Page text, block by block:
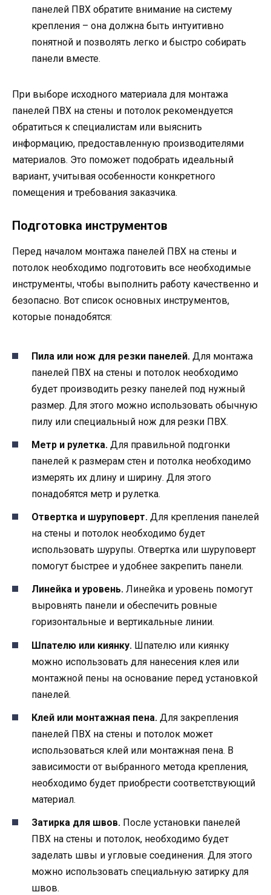
панелей ПВХ обратите внимание на систему
крепления – она должна быть интуитивно
понятной и позволять легко и быстро собирать
панели вместе.
При выборе исходного материала для монтажа
панелей ПВХ на стены и потолок рекомендуется
обратиться к специалистам или выяснить
информацию, предоставленную производителями
материалов. Это поможет подобрать идеальный
вариант, учитывая особенности конкретного
помещения и требования заказчика.
Подготовка инструментов
Перед началом монтажа панелей ПВХ на стены и
потолок необходимо подготовить все необходимые
инструменты, чтобы выполнить работу качественно и
безопасно. Вот список основных инструментов,
которые понадобятся:
Пила или нож для резки панелей. Для монтажа
панелей ПВХ на стены и потолок необходимо
будет производить резку панелей под нужный
размер. Для этого можно использовать обычную
пилу или специальный нож для резки ПВХ.
Метр и рулетка. Для правильной подгонки
панелей к размерам стен и потолка необходимо
измерять их длину и ширину. Для этого
понадобятся метр и рулетка.
Отвертка и шуруповерт. Для крепления панелей
на стены и потолок необходимо будет
использовать шурупы. Отвертка или шуруповерт
помогут быстрее и удобнее закрепить панели.
Линейка и уровень. Линейка и уровень помогут
выровнять панели и обеспечить ровные
горизонтальные и вертикальные линии.
Шпателю или киянку. Шпателю или киянку
можно использовать для нанесения клея или
монтажной пены на основание перед установкой
панелей.
Клей или монтажная пена. Для закрепления
панелей ПВХ на стены и потолок может
использоваться клей или монтажная пена. В
зависимости от выбранного метода крепления,
необходимо будет приобрести соответствующий
материал.
Затирка для швов. После установки панелей
ПВХ на стены и потолок, необходимо будет
заделать швы и угловые соединения. Для этого
можно использовать специальную затирку для
швов.